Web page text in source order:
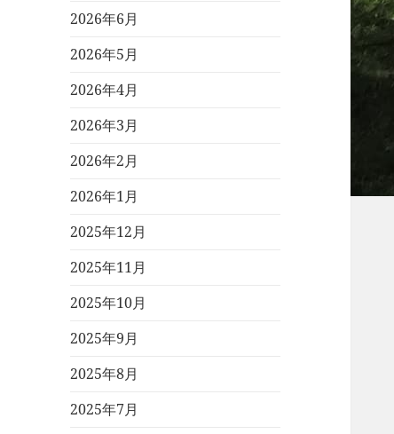
2026年6月
2026年5月
2026年4月
2026年3月
2026年2月
2026年1月
2025年12月
2025年11月
2025年10月
2025年9月
2025年8月
2025年7月